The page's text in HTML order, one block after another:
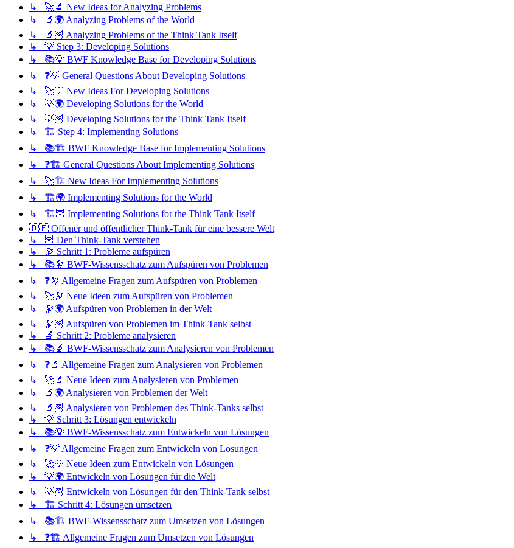
↳ 🚀🔬 New Ideas for Analyzing Problems
↳ 🔬🌍 Analyzing Problems of the World
↳ 🔬🦉 Analyzing Problems of the Think Tank Itself
↳ 💡 Step 3: Developing Solutions
↳ 📚💡 BWF Knowledge Base for Developing Solutions
↳ ❓💡 General Questions About Developing Solutions
↳ 🚀💡 New Ideas For Developing Solutions
↳ 💡🌍 Developing Solutions for the World
↳ 💡🦉 Developing Solutions for the Think Tank Itself
↳ 🏗️ Step 4: Implementing Solutions
↳ 📚🏗️ BWF Knowledge Base for Implementing Solutions
↳ ❓🏗️ General Questions About Implementing Solutions
↳ 🚀🏗️ New Ideas For Implementing Solutions
↳ 🏗️🌍 Implementing Solutions for the World
↳ 🏗️🦉 Implementing Solutions for the Think Tank Itself
🇩🇪 Offener und öffentlicher Think-Tank für eine bessere Welt
↳ 🦉 Den Think-Tank verstehen
↳ 🔭 Schritt 1: Probleme aufspüren
↳ 📚🔭 BWF-Wissensschatz zum Aufspüren von Problemen
↳ ❓🔭 Allgemeine Fragen zum Aufspüren von Problemen
↳ 🚀🔭 Neue Ideen zum Aufspüren von Problemen
↳ 🔭🌍 Aufspüren von Problemen in der Welt
↳ 🔭🦉 Aufspüren von Problemen im Think-Tank selbst
↳ 🔬 Schritt 2: Probleme analysieren
↳ 📚🔬 BWF-Wissensschatz zum Analysieren von Problemen
↳ ❓🔬 Allgemeine Fragen zum Analysieren von Problemen
↳ 🚀🔬 Neue Ideen zum Analysieren von Problemen
↳ 🔬🌍 Analysieren von Problemen der Welt
↳ 🔬🦉 Analysieren von Problemen des Think-Tanks selbst
↳ 💡 Schritt 3: Lösungen entwickeln
↳ 📚💡 BWF-Wissensschatz zum Entwickeln von Lösungen
↳ ❓💡 Allgemeine Fragen zum Entwickeln von Lösungen
↳ 🚀💡 Neue Ideen zum Entwickeln von Lösungen
↳ 💡🌍 Entwickeln von Lösungen für die Welt
↳ 💡🦉 Entwickeln von Lösungen für den Think-Tank selbst
↳ 🏗️ Schritt 4: Lösungen umsetzen
↳ 📚🏗️ BWF-Wissensschatz zum Umsetzen von Lösungen
↳ ❓🏗️ Allgemeine Fragen zum Umsetzen von Lösungen